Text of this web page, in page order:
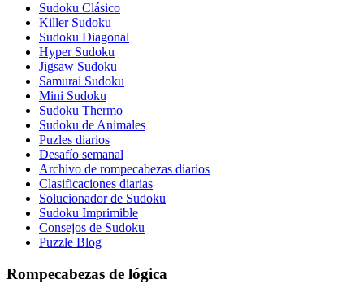
Sudoku Clásico
Killer Sudoku
Sudoku Diagonal
Hyper Sudoku
Jigsaw Sudoku
Samurai Sudoku
Mini Sudoku
Sudoku Thermo
Sudoku de Animales
Puzles diarios
Desafío semanal
Archivo de rompecabezas diarios
Clasificaciones diarias
Solucionador de Sudoku
Sudoku Imprimible
Consejos de Sudoku
Puzzle Blog
Rompecabezas de lógica